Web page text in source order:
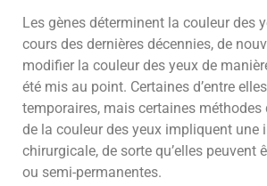
Les gènes déterminent la couleur des
cours des dernières décennies, de
modifier la couleur des yeux de
été mis au point. Certaines d’entre
temporaires, mais certaines
de la couleur des yeux impliquent une
chirurgicale, de sorte qu’elles peuvent
ou semi-permanentes.